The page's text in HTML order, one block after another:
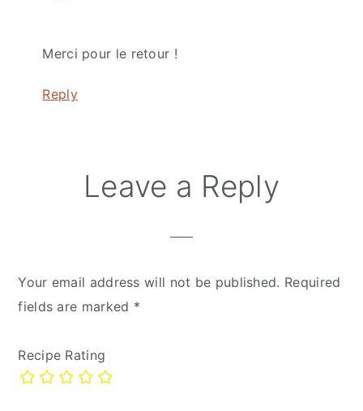
Merci pour le retour !
Reply
Leave a Reply
Your email address will not be published. Required
fields are marked *
Recipe Rating